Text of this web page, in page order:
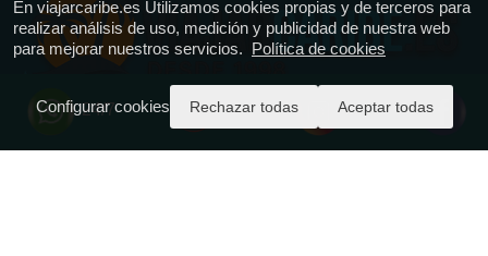
24/7
En viajarcaribe.es Utilizamos cookies propias y de terceros para
realizar análisis de uso, medición y publicidad de nuestra web
para mejorar nuestros servicios. Política de cookies
Configurar cookies Rechazar todas Aceptar todas